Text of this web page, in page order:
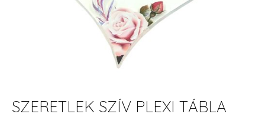
SZERETLEK SZÍV PLEXI TÁBLA